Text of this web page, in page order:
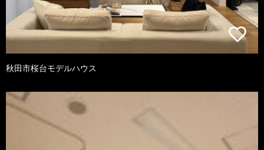
秋田市桜台モデルハウス